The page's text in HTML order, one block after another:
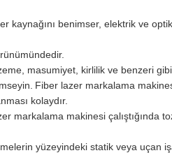
benimser, elektrik ve
masumiyet, kirlilik ve benzeri
Fiber lazer markalama
kolaydır.
makinesi çalıştığında
yüzeyindeki statik veya uçan